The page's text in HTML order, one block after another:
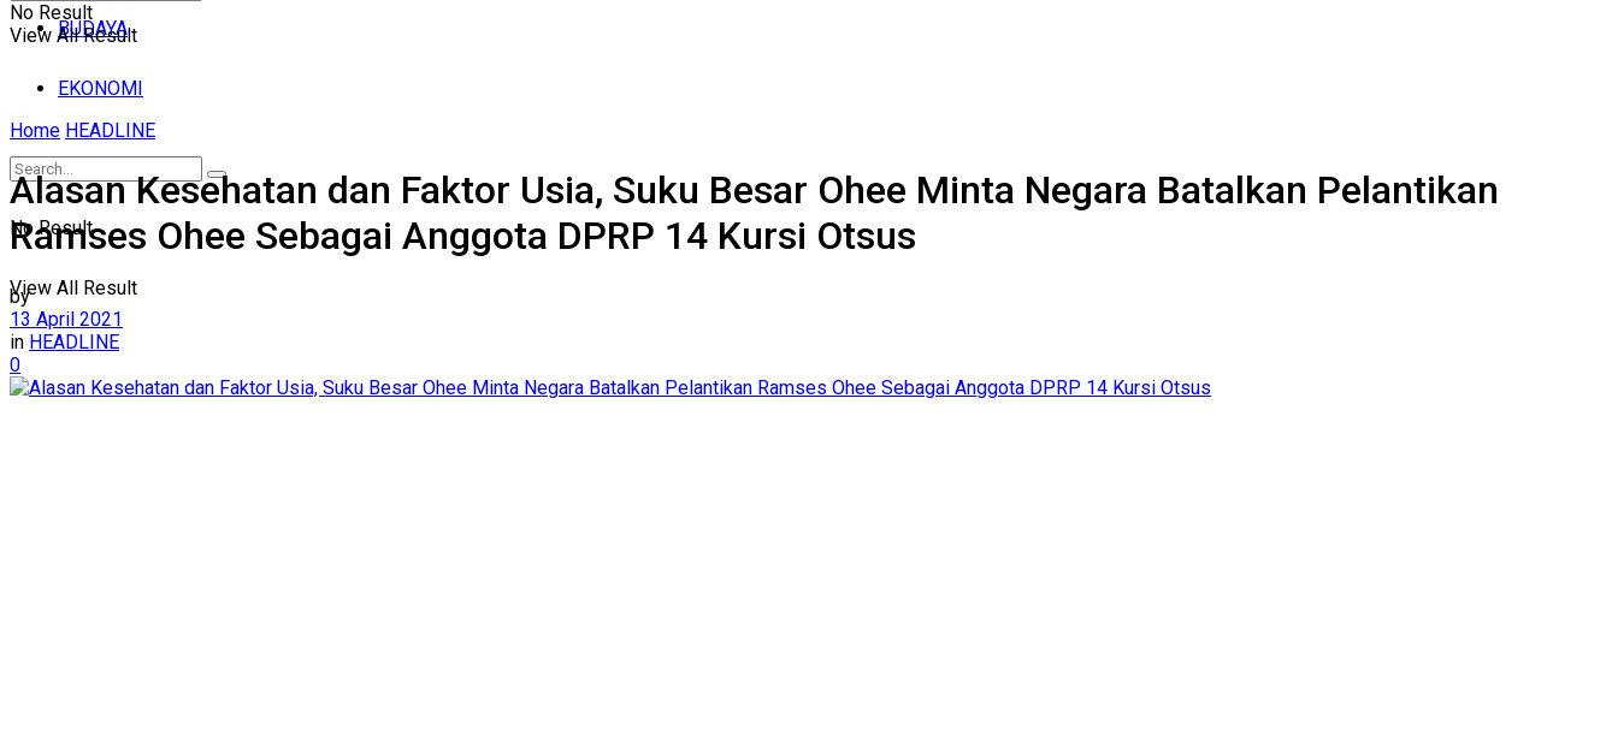
BUDAYA
EKONOMI
No Result
View All Result
No Result
View All Result
Home HEADLINE
Alasan Kesehatan dan Faktor Usia, Suku Besar Ohee Minta Negara Batalkan Pelantikan
Ramses Ohee Sebagai Anggota DPRP 14 Kursi Otsus
by
13 April 2021
in HEADLINE
0